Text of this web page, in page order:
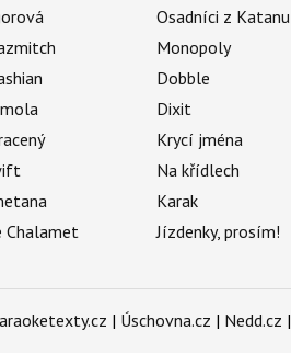
Chalamet
Osadníci z Katanu
Monopoly
Dobble
Dixit
Krycí jména
Na křídlech
Karak
Jízdenky, prosím!
| Úschovna.cz | Nedd.cz |